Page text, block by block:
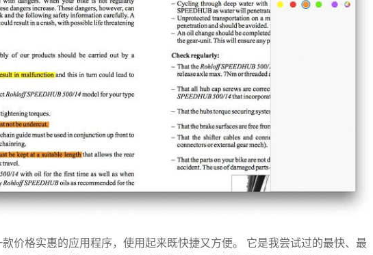
款价格实惠的应用程序，使用起来既快捷又方便。 它是我尝试过的最快、最